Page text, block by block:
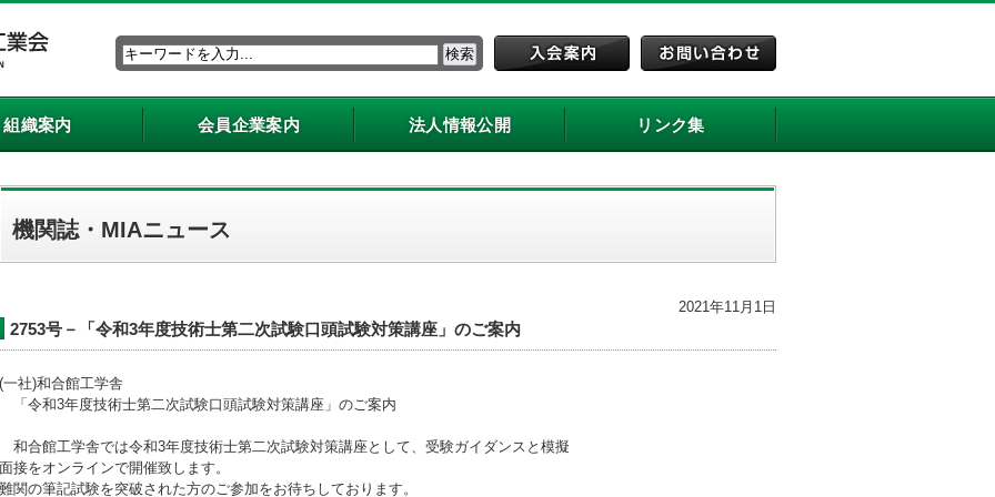
組織案内 会員企業案内 法人情報公開 リンク集
機関誌・MIAニュース
2021年11月1日
2753号－「令和3年度技術士第二次試験口頭試験対策講座」のご案内
(一社)和合館工学舎
「令和3年度技術士第二次試験口頭試験対策講座」のご案内
和合館工学舎では令和3年度技術士第二次試験対策講座として、受験ガイダンスと模擬
面接をオンラインで開催致します。
難関の筆記試験を突破された方のご参加をお待ちしております。